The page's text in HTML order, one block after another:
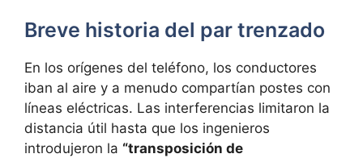
Breve historia del par trenzado
En los orígenes del teléfono, los conductores
iban al aire y a menudo compartían postes con
líneas eléctricas. Las interferencias limitaron la
distancia útil hasta que los ingenieros
introdujeron la “transposición de